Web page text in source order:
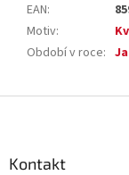
EAN:
Motiv:
Období v roce:
Kontakt